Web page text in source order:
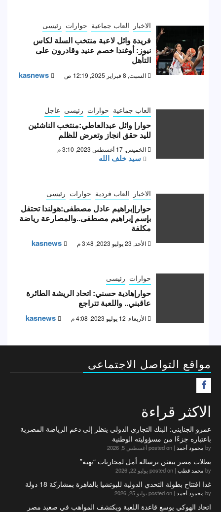
الاخبار العاب جماعية حوارات رئيسى
فريدة وائل لاعبة منتخب السلة لكاس
نيوز: أوغندا خصم عنيد وقادرون على
التأهل
السبت, 8 فبراير 2025, 12:19 ص kasnews
العاب جماعية حوارات رئيسى عاجل
حوار| وائل عبدالعاطي:منتخب الناشئين
لليد حقق انجاز وتعرض للظلم
الخميس, 17 أغسطس 2023, 3:10 م
سيد خلف الله
الاخبار العاب فردية حوارات رئيسى
حوار|إبراهيم عادل مصطفى:هولندا تحتفل
بإسم إبراهيم مصطفى..والمصارعة رياضة
مكلفة
الأحد, 23 يوليو 2023, 3:48 م kasnews
حوارات رئيسى
حوار|هادية حسني: اتحاد الريشة الطائرة
عاقبني.. واللعبة تتراجع
الأربعاء, 12 يوليو 2023, 4:08 م kasnews
مواقع التواصل الاجتماعى
الاكثر قراءة
عمرو الجنايني: البنك التجاري الدولي ينظر إلى دعم الرياضة المصرية
باعتباره جزءًا من مسؤوليته الوطنية
by محمود أحمد | posted on أغسطس 5, 2026
بطلات مصر يبعثن برسالة أمل لمحاربات “بهية”
by محمد قطب | posted on يوليو 22, 2026
غدا افتتاح بطولة التحدي الدولية للبوتشيا بالقاهرة بمشاركة 18 دولة
by محمود أحمد | posted on يوليو 25, 2026
اتحاد الهوكي يوسع قاعدة اللعبة ويكتشف المواهب في صعيد مصر